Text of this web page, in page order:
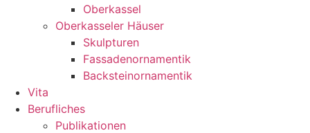
Oberkassel
Oberkasseler Häuser
Skulpturen
Fassadenornamentik
Backsteinornamentik
Vita
Berufliches
Publikationen